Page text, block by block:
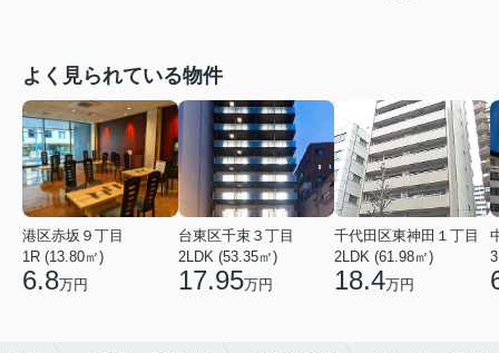
よく見られている物件
港区赤坂９丁目
1R (13.80㎡)
6.8万円
台東区千束３丁目
2LDK (53.35㎡)
17.95万円
千代田区東神田１丁目
2LDK (61.98㎡)
18.4万円